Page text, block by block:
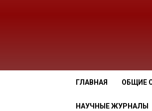
ГЛАВНАЯ ОБЩИЕ
НАУЧНЫЕ ЖУРНАЛЫ